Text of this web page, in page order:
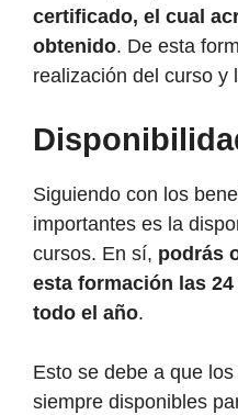
certificado, el cual
obtenido. De esta
realización del curso y
Siguiendo con los
importantes es la
cursos. En sí, podrás
esta formación las
todo el año.
Esto se debe a que
siempre disponibles